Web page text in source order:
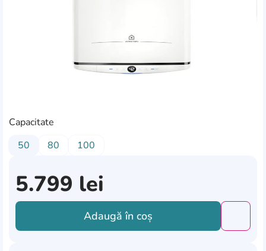
Capacitate
50
80 100
5.799 lei
Adaugă în coș